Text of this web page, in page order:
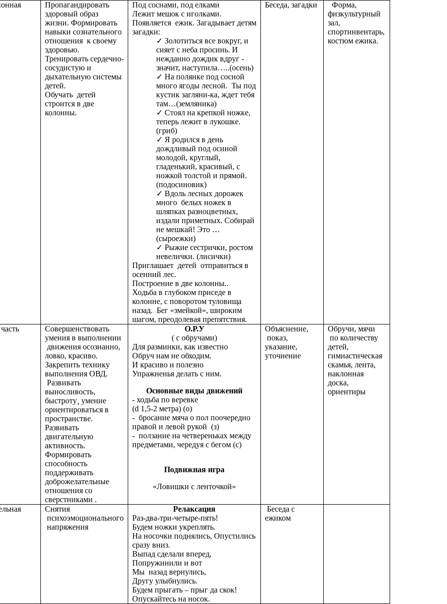
Пропагандировать
здоровый образ
жизни. Формировать
навыки сознательного
отношения к своему
здоровью.
Тренировать сердечно-
сосудистую и
дыхательную системы
детей.
Обучать детей
строится в две
колонны.
Под соснами, под елками
Лежит мешок с иголками.
Появляется ежик. Загадывает детям
загадки:
Золотиться все вокруг, и
сияет с неба просинь. И
нежданно дождик вдруг -
значит, наступила…..(осень)
На полянке под сосной
много ягоды лесной. Ты под
кустик загляни-ка, ждет тебя
там…(земляника)
Стоял на крепкой ножке,
теперь лежит в лукошке.
(гриб)
Я родился в день
дождливый под осиной
молодой, круглый,
гладенький, красивый, с
ножкой толстой и прямой.
(подосиновик)
Вдоль лесных дорожек
много белых ножек в
шляпках разноцветных,
издали приметных. Собирай
не мешкай! Это …
(сыроежки)
Рыжие сестрички, ростом
невелички. (лисички)
Приглашает детей отправиться в
осенний лес.
Построение в две колонны..
Ходьба в глубоком приседе в
колонне, с поворотом туловища
назад. Бег «змейкой», широким
шагом, преодолевая препятствия.
Беседа, загадки
Форма,
физкультурный
зал,
спортинвентарь,
костюм ежика.
Совершенствовать
умения в выполнении
движения осознанно,
ловко, красиво.
Закрепить технику
выполнения ОВД.
Развивать
выносливость,
быстроту¸ умение
ориентироваться в
пространстве.
Развивать
двигательную
активность.
Формировать
способность
поддерживать
доброжелательные
отношения со
сверстниками .
О.Р.У
( с обручами)
Для разминки, как известно
Обруч нам не обходим.
И красиво и полезно
Упражненья делать с ним.
Основные виды движений
- ходьба по веревке
(d 1,5-2 метра) (о)
- бросание мяча о пол поочередно
правой и левой рукой (з)
- ползание на четвереньках между
предметами, чередуя с бегом (с)
Подвижная игра
«Ловишки с ленточкой»
Объяснение,
показ,
указание,
уточнение
Обручи, мячи
по количеству
детей,
гимнастическая
скамья, лента,
наклонная
доска,
ориентиры
Снятия
психоэмоционального
напряжения
Релаксация
Раз-два-три-четыре-пять!
Будем ножки укреплять.
На носочки поднялись, Опустились
сразу вниз.
Выпад сделали вперед,
Попружинили и вот
Мы назад вернулись,
Другу улыбнулись.
Будем прыгать – прыг да скок!
Опускайтесь на носок.
Беседа с
ежиком